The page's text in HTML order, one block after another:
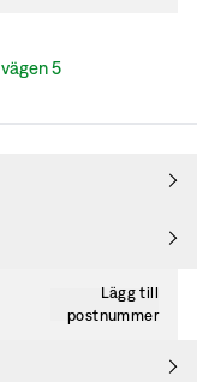
5
Lägg till
postnummer